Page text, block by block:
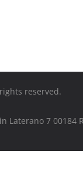
reserved.
Laterano 7 00184